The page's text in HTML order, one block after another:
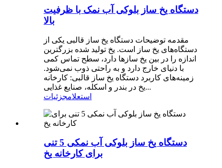
دستگاه یخ ساز بلوکی آب نمک با ظرفیت
بالا
مقدمه توضیحات دستگاه یخ ساز قالبی یکی از
دستگاه‌های یخ ساز است. یخ تولید شده بزرگترین
اندازه را در بین یخ سازها دارد، سطح تماس کمی
با دنیای خارج دارد و به راحتی ذوب نمی‌شود.
زمینه‌های کاربرد دستگاه یخ ساز قالبی: کارخانه
یخ در بندر و اسکله، صنایع غذایی...
استعلامجزئیات
دستگاه یخ ساز بلوکی آب نمکی 5 تنی
برای کارخانه یخ